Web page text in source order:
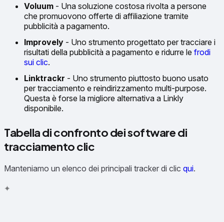
Voluum - Una soluzione costosa rivolta a persone
che promuovono offerte di affiliazione tramite
pubblicità a pagamento.
Improvely - Uno strumento progettato per tracciare i
risultati della pubblicità a pagamento e ridurre le frodi
sui clic.
Linktrackr - Uno strumento piuttosto buono usato
per tracciamento e reindirizzamento multi-purpose.
Questa è forse la migliore alternativa a Linkly
disponibile.
Tabella di confronto dei software di
tracciamento clic
Manteniamo un elenco dei principali tracker di clic qui.
✦